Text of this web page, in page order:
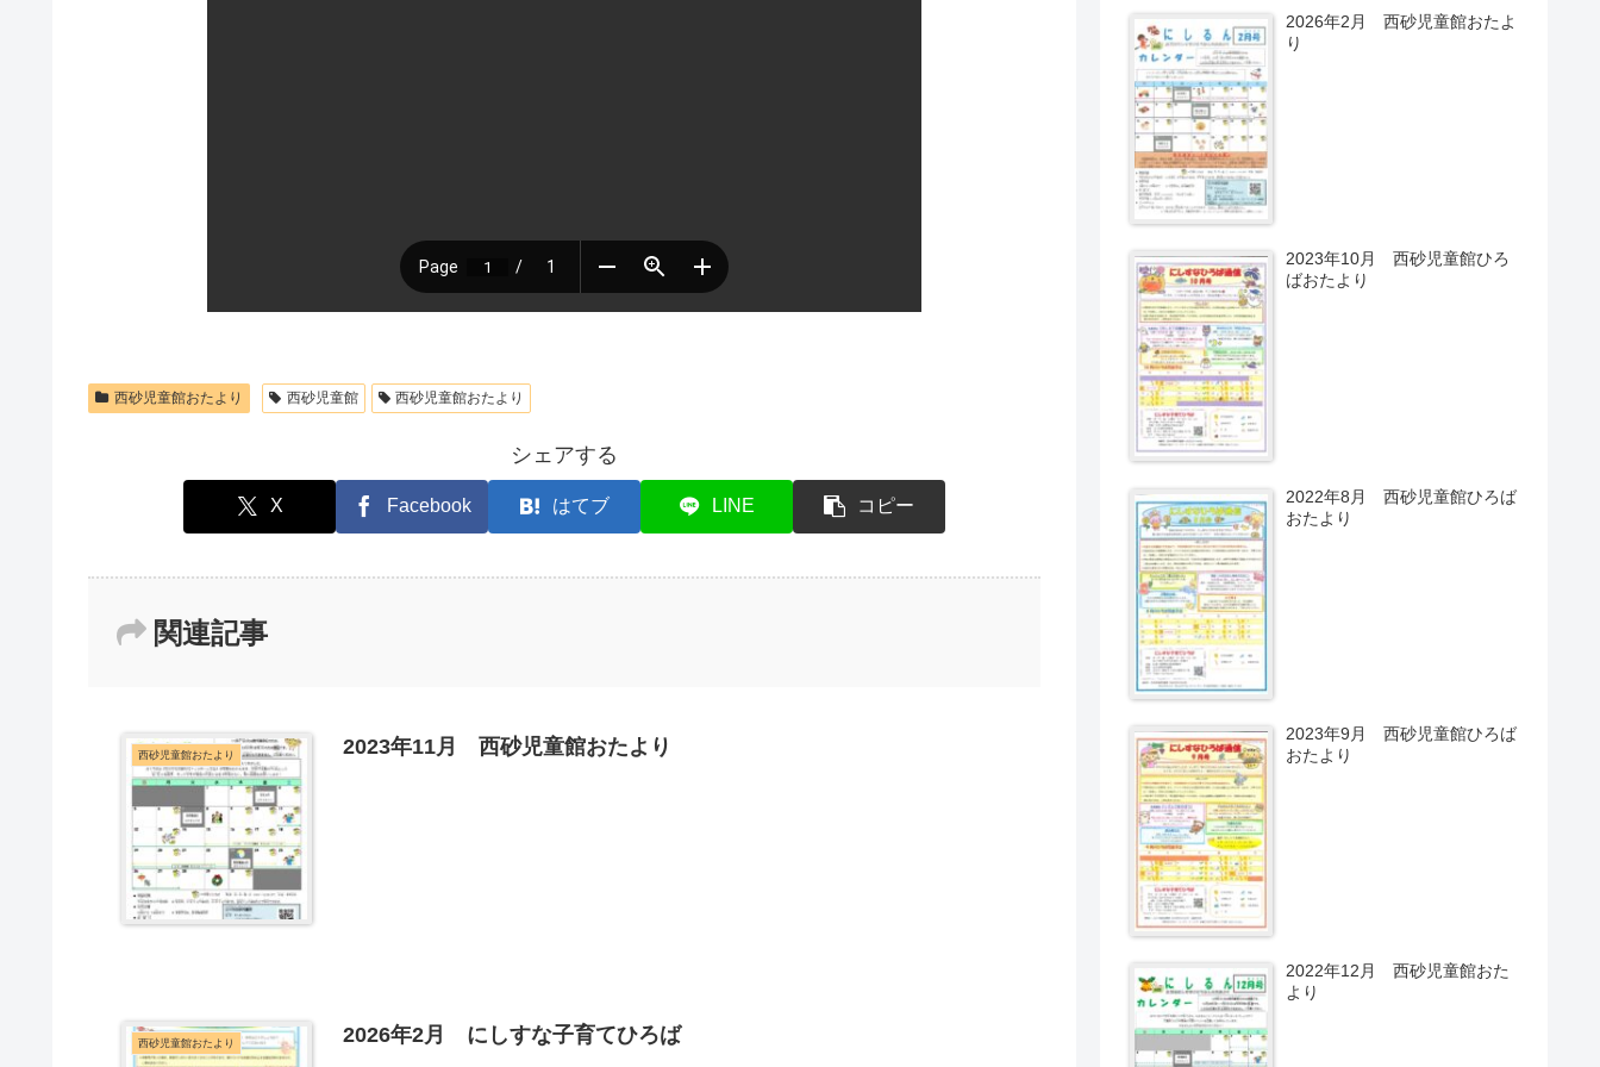
西砂児童館おたより 西砂児童館 西砂児童館おたより
シェアする
X Facebook はてブ LINE コピー
関連記事
西砂児童館おたより 2023年11月 西砂児童館おたより
西砂児童館おたより 2026年2月 にしすな子育てひろば
2026年2月 西砂児童館おたよ
り
2023年10月 西砂児童館ひろ
ばおたより
2022年8月 西砂児童館ひろば
おたより
2023年9月 西砂児童館ひろば
おたより
2022年12月 西砂児童館おた
より